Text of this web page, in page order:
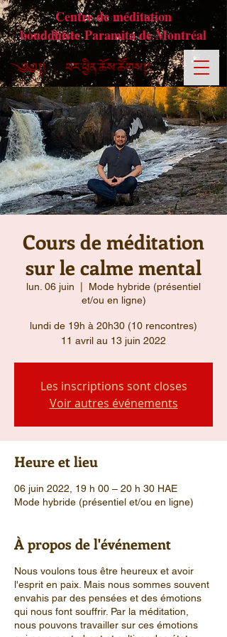
Centre de méditation
bouddhiste Paramita de Montréal
Cours de méditation
sur le calme mental
lun. 06 juin
Mode hybride (présentiel
et/ou en ligne)
lundi de 19h à 20h30 (10 rencontres)
11 avril au 13 juin 2022
Les inscriptions sont closes
Voir autres événements
Heure et lieu
06 juin 2022, 19 h 00 – 20 h 30 HAE
Mode hybride (présentiel et/ou en ligne)
À propos de l'événement
Nous voulons tous être heureux et avoir
l'esprit en paix. Mais nous sommes souvent
envahis par des pensées et des émotions
qui nous font souffrir. Par la méditation,
nous pouvons travailler sur ces émotions